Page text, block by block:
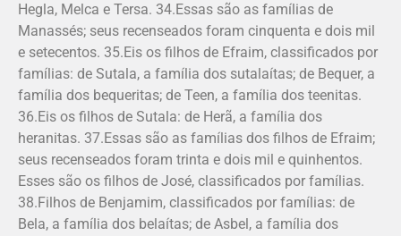
Hegla, Melca e Tersa. 34.Essas são as famílias de
Manassés; seus recenseados foram cinquenta e dois mil
e setecentos. 35.Eis os filhos de Efraim, classificados por
famílias: de Sutala, a família dos sutalaítas; de Bequer, a
família dos beque­ritas; de Teen, a família dos teenitas.
36.Eis os filhos de Sutala: de Herã, a família dos
heranitas. 37.Essas são as famílias dos filhos de Efraim;
seus recenseados foram trinta e dois mil e quinhentos.
Esses são os filhos de José, classificados por famílias.
38.Filhos de Benjamim, classificados por famílias: de
Bela, a família dos belaí­tas; de Asbel, a família dos